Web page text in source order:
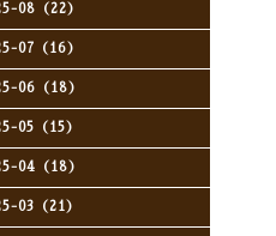
08（22）
07（16）
06（18）
05（15）
04（18）
03（21）